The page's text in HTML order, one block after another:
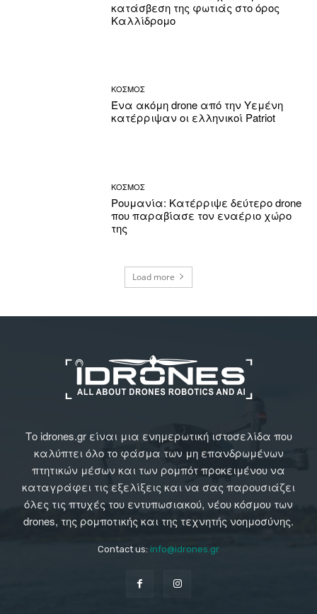
κατάσβεση της φωτιάς στο όρος
Καλλίδρομο
ΚΟΣΜΟΣ
Ένα ακόμη drone από την Υεμένη
κατέρριψαν οι ελληνικοί Patriot
ΚΟΣΜΟΣ
Ρουμανία: Κατέρριψε δεύτερο drone
που παραβίασε τον εναέριο χώρο
της
Load more
Το idrones.gr είναι μια ενημερωτική ιστοσελίδα που
καλύπτει όλο το φάσμα των μη επανδρωμένων
πτητικών μέσων και των ρομπότ προκειμένου να
καταγράφει τις εξελίξεις και να σας παρουσιάζει
όλες τις πτυχές του εντυπωσιακού, νέου κόσμου των
drones, της ρομποτικής και της τεχνητής νοημοσύνης.
Contact us: info@idrones.gr